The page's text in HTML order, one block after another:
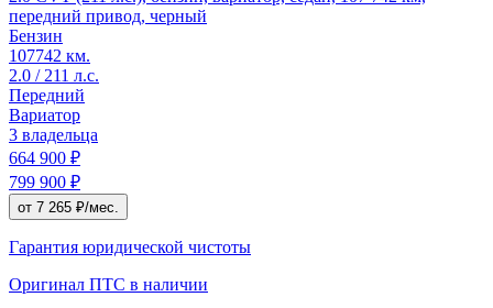
передний привод, черный
Бензин
107742 км.
2.0 / 211 л.с.
Передний
Вариатор
3 владельца
664 900 ₽
799 900 ₽
от 7 265 ₽/мес.
Гарантия юридической чистоты
Оригинал ПТС в наличии